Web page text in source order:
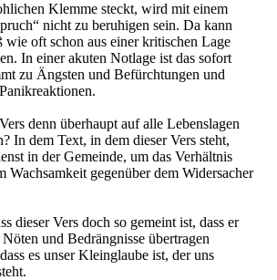
Klemme steckt, wird mit einem
nicht zu beruhigen sein. Da kann
oft schon aus einer kritischen Lage
In einer akuten Notlage ist das sofort
zu Ängsten und Befürchtungen und
denn überhaupt auf alle Lebenslagen
In dem Text, in dem dieser Vers steht,
in der Gemeinde, um das Verhältnis
Wachsamkeit gegenüber dem Widersacher
dieser Vers doch so gemeint ist, dass er
und Bedrängnisse übertragen
es unser Kleinglaube ist, der uns